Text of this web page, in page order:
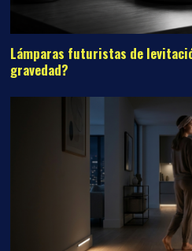
Lámparas futuristas de
gravedad?